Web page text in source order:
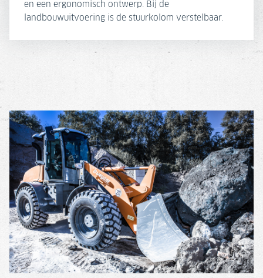
en een ergonomisch ontwerp. Bij de
landbouwuitvoering is de stuurkolom verstelbaar.